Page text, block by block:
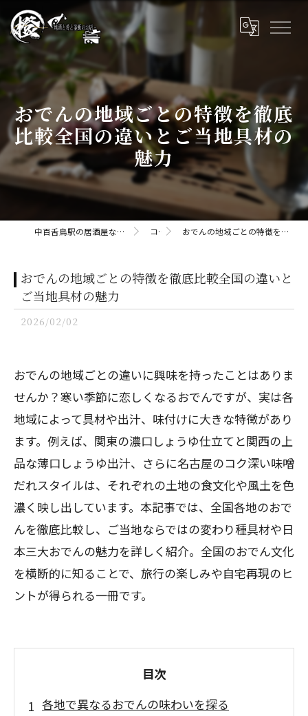
おでんの地域ごとの特徴を徹底
比較全国の違いとご当地具材の
魅力
中百舌鳥駅の居酒屋なら橙daidaii-地酒と肴と釜飯のお店 コラム おでんの地域ごとの特徴を徹底比較全国の違いとご当地具材の魅力
おでんの地域ごとの特徴を徹底比較全国の違いと
ご当地具材の魅力
2026/02/02
おでんの地域ごとの違いに興味を持ったことはありま
せんか？寒い季節に恋しくなるおでんですが、実は各
地域によって具材や出汁、味付けに大きな特徴があり
ます。例えば、関東の濃口しょうゆ仕立てと関西の上
品な薄口しょうゆ出汁、さらに名古屋のコク深い味噌
だれスタイルは、それぞれの土地の食文化や風土を色
濃く映し出しています。本記事では、全国各地のおで
んを徹底比較し、ご当地ならではの変わり種具材や日
本三大おでんの魅力を詳しく紹介。全国のおでん文化
を横断的に知ることで、旅行の楽しみや自宅再現のヒ
ントが得られる一冊です。
目次
各地で異なるおでんの味わいを探る